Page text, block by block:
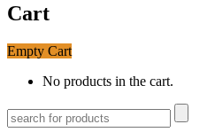
Cart
Empty Cart
No products in the cart.